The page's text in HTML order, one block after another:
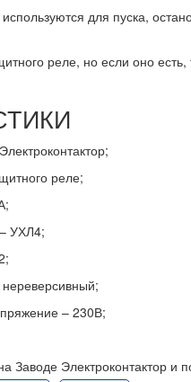
используются для пуска,
реле, но если оно
реле;
УХЛ4;
– 230В;
Заводе Электроконтактор